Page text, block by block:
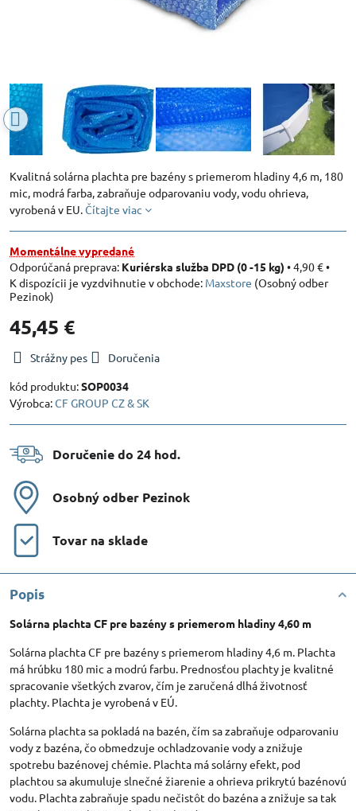
Kvalitná solárna plachta pre bazény s priemerom hladiny 4,6 m, 180
mic, modrá farba, zabraňuje odparovaniu vody, vodu ohrieva,
vyrobená v EU.Čítajte viac
Momentálne vypredané
Kuriérska služba DPD (0 -15 kg) •4,90 €•
Maxstore (Osobný odber
Pezinok)
45,45 €
Strážny pes
Doručenia
kód produktu:SOP0034
Výrobca:CF GROUP CZ & SK
Doručenie do 24 hod​.
Osobný odber Pezinok
Tovar na sklade
Popis
Solárna plachta CF pre bazény s priemerom hladiny 4,60 m
Solárna plachta CF pre bazény s priemerom hladiny 4,6 m. Plachta
má hrúbku 180 mic a modrú farbu. Prednosťou plachty je kvalitné
spracovanie všetkých zvarov, čím je zaručená dlhá životnosť
plachty. Plachta je vyrobená v EÚ.
Solárna plachta sa pokladá na bazén, čím sa zabraňuje odparovaniu
vody z bazéna, čo obmedzuje ochladzovanie vody a znižuje
spotrebu bazénovej chémie. Plachta má solárny efekt, pod
plachtou sa akumuluje slnečné žiarenie a ohrieva prikrytú bazénovú
vodu. Plachta zabraňuje spadu nečistôt do bazéna a znižuje sa tak